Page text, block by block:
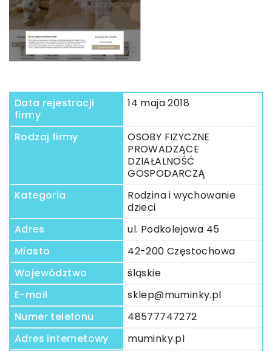
Data rejestracji
firmy
14 maja 2018
Rodzaj firmy
OSOBY FIZYCZNE
PROWADZĄCE
DZIAŁALNOŚĆ
GOSPODARCZĄ
Kategoria
Rodzina i wychowanie
dzieci
Adres
ul. Podkolejowa 45
Miasto
42-200 Częstochowa
Województwo
śląskie
E-mail
sklep@muminky.pl
Numer telefonu
48577747272
Adres internetowy
muminky.pl